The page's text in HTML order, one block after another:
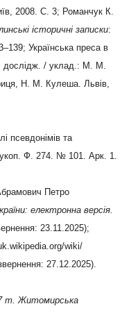
2008. С. 3; Романчук К.
історичні записки:
Українська преса в
дослідж. / уклад.: М. М.
Н. М. Кулеша. Львів,
псевдонімів та
Ф. 274. № 101. Арк. 1.
Петро
: електронна версія.
23.11.2025);
wiki/
27.12.2025).
т. Житомирська